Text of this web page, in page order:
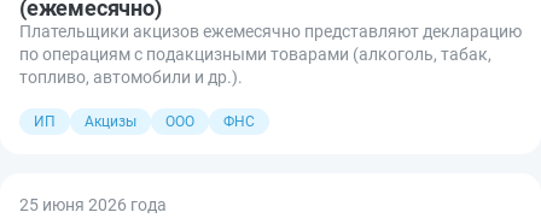
(ежемесячно)
Плательщики акцизов ежемесячно представляют декларацию
по операциям с подакцизными товарами (алкоголь, табак,
топливо, автомобили и др.).
ИП Акцизы ООО ФНС
25 июня 2026 года